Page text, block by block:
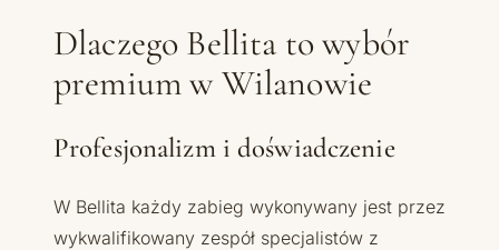
Dlaczego Bellita to wybór
premium w Wilanowie
Profesjonalizm i doświadczenie
W Bellita każdy zabieg wykonywany jest przez
wykwalifikowany zespół specjalistów z